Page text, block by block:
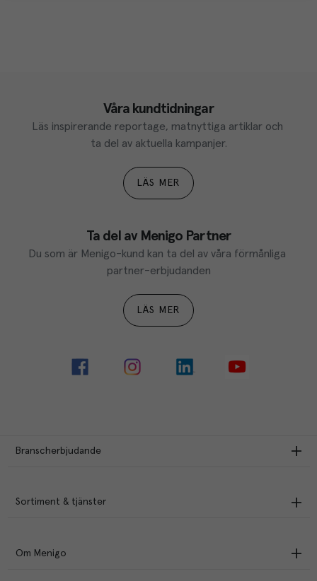
Våra kundtidningar
Läs inspirerande reportage, matnyttiga artiklar och
ta del av aktuella kampanjer.
LÄS MER
Ta del av Menigo Partner
Du som är Menigo-kund kan ta del av våra förmånliga
partner-erbjudanden
LÄS MER
Branscherbjudande
Sortiment & tjänster
Om Menigo